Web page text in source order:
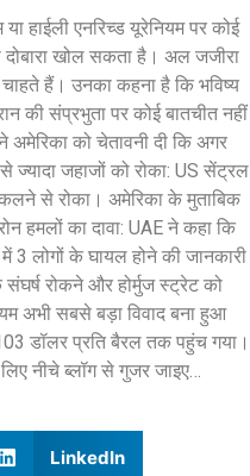
हाईली एनरिच्ड यूरेनियम पर कोई
दोबारा खोल सकता है। अल जजीरा
चाहते हैं। उनका कहना है कि भविष्य
की संप्रभुता पर कोई बातचीत नहीं
को चेतावनी दी कि अगर
ज्यादा जहाजों को रोका: US सेंट्रल
से रोका। अमेरिका के मुताबिक
हमलों का दावा: UAE ने कहा कि
3 लोगों के घायल होने की जानकारी
रोकने और होर्मुज स्ट्रेट को
अभी सबसे बड़ा विवाद बना हुआ
डॉलर प्रति बैरल तक पहुंच गया।
नीचे ब्लॉग से गुजर जाइए…
LinkedIn